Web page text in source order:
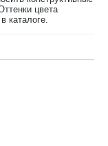
цвета
каталоге.